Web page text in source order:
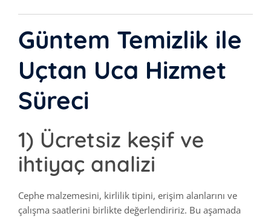
Güntem Temizlik ile
Uçtan Uca Hizmet
Süreci
1) Ücretsiz keşif ve
ihtiyaç analizi
Cephe malzemesini, kirlilik tipini, erişim alanlarını ve
çalışma saatlerini birlikte değerlendiririz. Bu aşamada